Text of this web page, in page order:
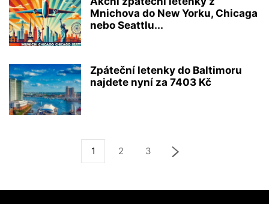
Mnichova do New Yorku, Chicaga
nebo Seattlu...
Zpáteční letenky do Baltimoru
najdete nyní za 7403 Kč
1 2 3